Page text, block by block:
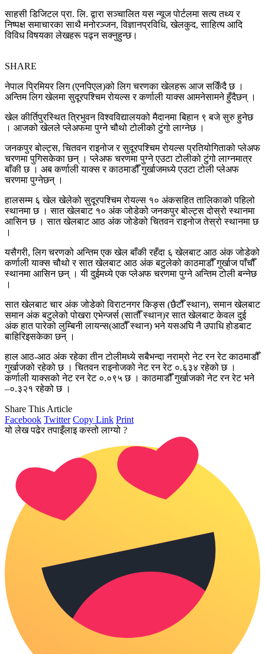
साहसी डिजिटल प्रा. लि. द्वारा सञ्चालित यस न्यूज पोर्टलमा सत्य तथ्य र
निष्पक्ष समाचारका साथै मनोरञ्जन, विज्ञानप्रविधि, खेलकुद, साहित्य आदि
विविध विषयका लेखहरू पढ्न सक्नुहुन्छ।
SHARE
नेपाल प्रिमियर लिग (एनपिएल)को लिग चरणका खेलहरू आज सकिँदै छ ।
अन्तिम लिग खेलमा सुदूरपश्चिम रोयल्स र कर्णाली याक्स आमनेसामने हुँदैछन् ।
खेल कीर्तिपुरस्थित त्रिभुवन विश्वविद्यालयको मैदानमा बिहान ९ बजे सुरु हुनेछ
। आजको खेलले प्लेअफमा पुग्ने चौथो टोलीको टुंगो लाग्नेछ ।
जनकपुर बोल्ट्स, चितवन राइनोज र सुदूरपश्चिम रोयल्स प्रतियोगिताको प्लेअफ
चरणमा पुगिसकेका छन् । प्लेअफ चरणमा पुग्ने एउटा टोलीको टुंगो लाग्नमात्र
बाँकी छ । अब कर्णाली याक्स र काठमाडौँ गुर्खाजमध्ये एउटा टोली प्लेअफ
चरणमा पुग्नेछन् ।
हालसम्म ६ खेल खेलेको सुदूरपश्चिम रोयल्स १० अंकसहित तालिकाको पहिलो
स्थानमा छ । सात खेलबाट १० अंक जोडेको जनकपुर बोल्ट्स दोस्रो स्थानमा
आसिन छ । सात खेलबाट आठ अंक जोडेको चितवन राइनोज तेस्रो स्थानमा छ
।
यसैगरी, लिग चरणको अन्तिम एक खेल बाँकी रहँदा ६ खेलबाट आठ अंक जोडेको
कर्णाली याक्स चौथो र सात खेलबाट आठ अंक बटुलेको काठमाडौँ गुर्खाज पाँचौँ
स्थानमा आसिन छन् । यी दुईमध्ये एक प्लेअफ चरणमा पुग्ने अन्तिम टोली बन्नेछ
।
सात खेलबाट चार अंक जोडेको विराटनगर किङ्स (छैटौँ स्थान), समान खेलबाट
समान अंक बटुलेको पोखरा एभेन्जर्स (सातौँ स्थान)र सात खेलबाट केवल दुई
अंक हात पारेको लुम्बिनी लायन्स(आठौँ स्थान) भने यसअघि नै उपाधि होडबाट
बाहिरिइसकेका छन् ।
हाल आठ-आठ अंक रहेका तीन टोलीमध्ये सबैभन्दा नराम्रो नेट रन रेट काठमाडौँ
गुर्खाजको रहेको छ । चितवन राइनोजको नेट रन रेट ०.६३४ रहेको छ ।
कर्णाली याक्सको नेट रन रेट ०.०९५ छ । काठमाडौँ गुर्खाजको नेट रन रेट भने
–०.३२१ रहेको छ ।
Share This Article
Facebook Twitter Copy Link Print
यो लेख पढेर तपाइँलाइ कस्तो लाग्यो ?